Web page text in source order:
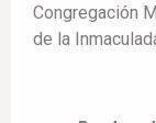
Congregación
de la